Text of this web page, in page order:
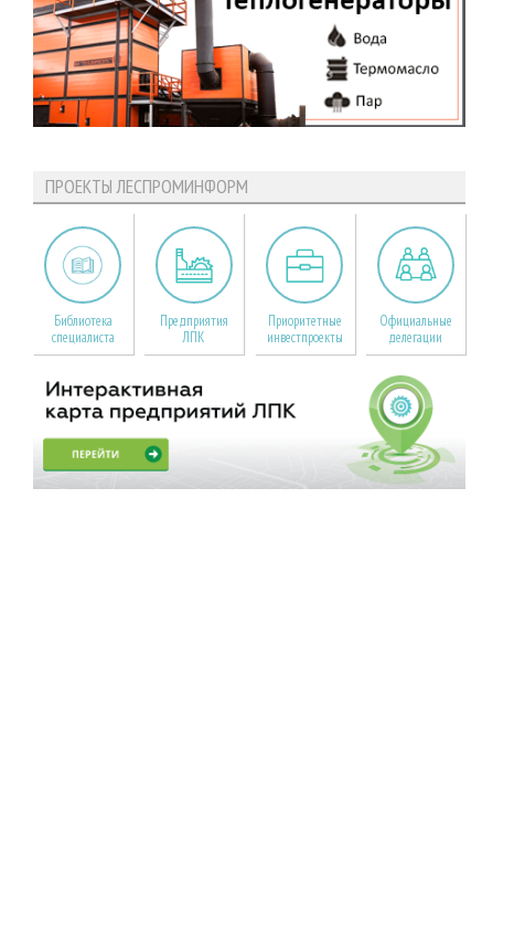
ПРОЕКТЫ ЛЕСПРОМИНФОРМ
Библиотека
специалиста
Предприятия
ЛПК
Приоритетные
инвестпроекты
Официальные
делегации